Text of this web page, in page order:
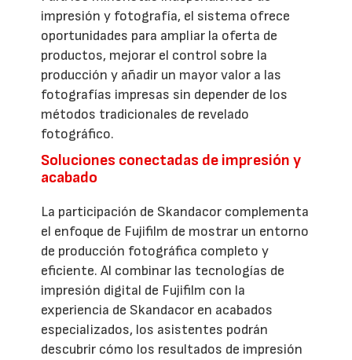
impresión y fotografía, el sistema ofrece
oportunidades para ampliar la oferta de
productos, mejorar el control sobre la
producción y añadir un mayor valor a las
fotografías impresas sin depender de los
métodos tradicionales de revelado
fotográfico.
Soluciones conectadas de impresión y
acabado
La participación de Skandacor complementa
el enfoque de Fujifilm de mostrar un entorno
de producción fotográfica completo y
eficiente. Al combinar las tecnologías de
impresión digital de Fujifilm con la
experiencia de Skandacor en acabados
especializados, los asistentes podrán
descubrir cómo los resultados de impresión